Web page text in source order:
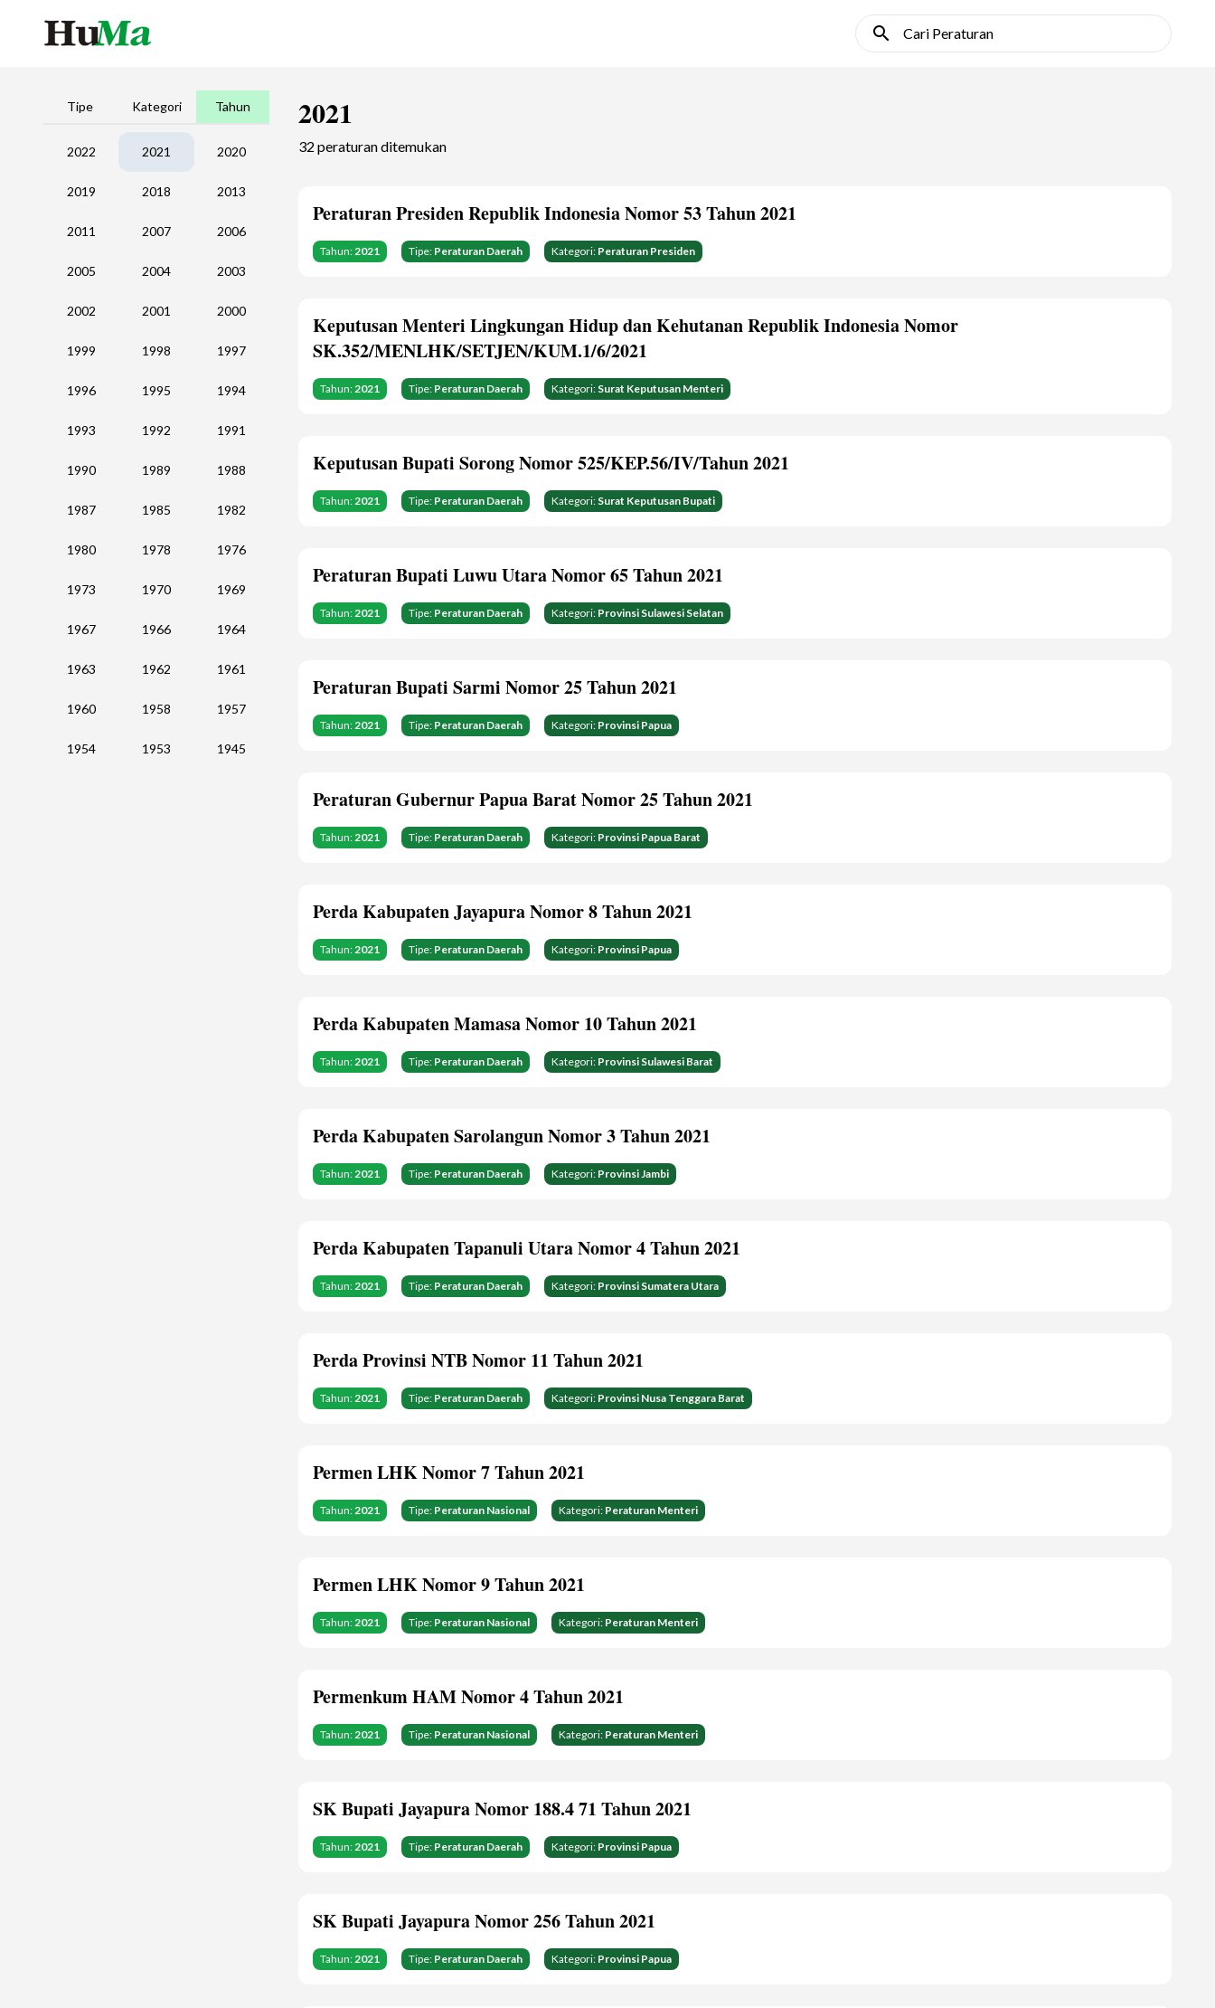
search Cari Peraturan
Tipe Kategori Tahun
2022 2021 2020
2019 2018 2013
2011 2007 2006
2005 2004 2003
2002 2001 2000
1999 1998 1997
1996 1995 1994
1993 1992 1991
1990 1989 1988
1987 1985 1982
1980 1978 1976
1973 1970 1969
1967 1966 1964
1963 1962 1961
1960 1958 1957
1954 1953 1945
2021
32 peraturan ditemukan
Peraturan Presiden Republik Indonesia Nomor 53 Tahun 2021
Tahun:2021 Tipe: Peraturan Daerah Kategori: Peraturan Presiden
Keputusan Menteri Lingkungan Hidup dan Kehutanan Republik Indonesia Nomor
SK.352/MENLHK/SETJEN/KUM.1/6/2021
Tahun:2021 Tipe: Peraturan Daerah Kategori: Surat Keputusan Menteri
Keputusan Bupati Sorong Nomor 525/KEP.56/IV/Tahun 2021
Tahun:2021 Tipe: Peraturan Daerah Kategori: Surat Keputusan Bupati
Peraturan Bupati Luwu Utara Nomor 65 Tahun 2021
Tahun:2021 Tipe: Peraturan Daerah Kategori: Provinsi Sulawesi Selatan
Peraturan Bupati Sarmi Nomor 25 Tahun 2021
Tahun:2021 Tipe: Peraturan Daerah Kategori: Provinsi Papua
Peraturan Gubernur Papua Barat Nomor 25 Tahun 2021
Tahun:2021 Tipe: Peraturan Daerah Kategori: Provinsi Papua Barat
Perda Kabupaten Jayapura Nomor 8 Tahun 2021
Tahun:2021 Tipe: Peraturan Daerah Kategori: Provinsi Papua
Perda Kabupaten Mamasa Nomor 10 Tahun 2021
Tahun:2021 Tipe: Peraturan Daerah Kategori: Provinsi Sulawesi Barat
Perda Kabupaten Sarolangun Nomor 3 Tahun 2021
Tahun:2021 Tipe: Peraturan Daerah Kategori: Provinsi Jambi
Perda Kabupaten Tapanuli Utara Nomor 4 Tahun 2021
Tahun:2021 Tipe: Peraturan Daerah Kategori: Provinsi Sumatera Utara
Perda Provinsi NTB Nomor 11 Tahun 2021
Tahun:2021 Tipe: Peraturan Daerah Kategori: Provinsi Nusa Tenggara Barat
Permen LHK Nomor 7 Tahun 2021
Tahun:2021 Tipe: Peraturan Nasional Kategori: Peraturan Menteri
Permen LHK Nomor 9 Tahun 2021
Tahun:2021 Tipe: Peraturan Nasional Kategori: Peraturan Menteri
Permenkum HAM Nomor 4 Tahun 2021
Tahun:2021 Tipe: Peraturan Nasional Kategori: Peraturan Menteri
SK Bupati Jayapura Nomor 188.4 71 Tahun 2021
Tahun:2021 Tipe: Peraturan Daerah Kategori: Provinsi Papua
SK Bupati Jayapura Nomor 256 Tahun 2021
Tahun:2021 Tipe: Peraturan Daerah Kategori: Provinsi Papua